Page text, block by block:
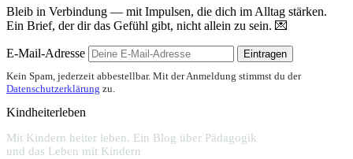
Bleib in Verbindung — mit Impulsen, die dich im Alltag stärken.
Ein Brief, der dir das Gefühl gibt, nicht allein zu sein. 💌
E-Mail-Adresse
Eintragen
Kein Spam, jederzeit abbestellbar. Mit der Anmeldung stimmst du der
Datenschutzerklärung zu.
Kindheiterleben
Mit Kindern heiter leben. Ein Blog über Pädagogik
und das Leben mit Kindern